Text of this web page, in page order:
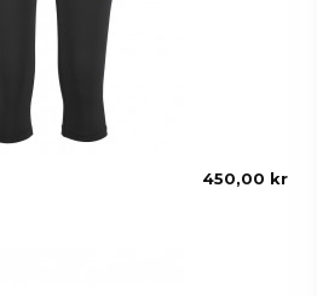
450,00 kr